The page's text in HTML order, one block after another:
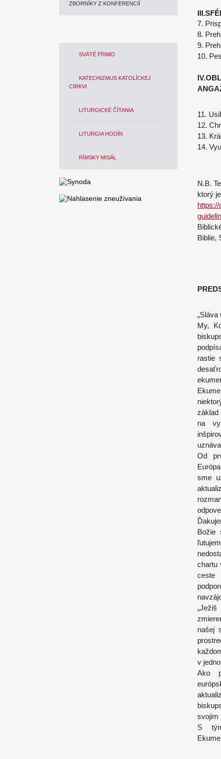
ZBORNÍKY Z KONFERENCIÍ
SVÄTÉ PÍSMO
KATECHIZMUS KATOLÍCKEJ
CIRKVI
LITURGICKÉ ČÍTANIA
LITURGIA HODÍN
RÍMSKY MISÁL
7.
8.
9.
10.
11.
12.
13.
14.
N.B.
ktorý
Biblie,
„Sláva
My,
rastie
základ
na
Od
sme
Božie
chartu
ceste
„Ježiš
našej
v
Ako
svojim
S